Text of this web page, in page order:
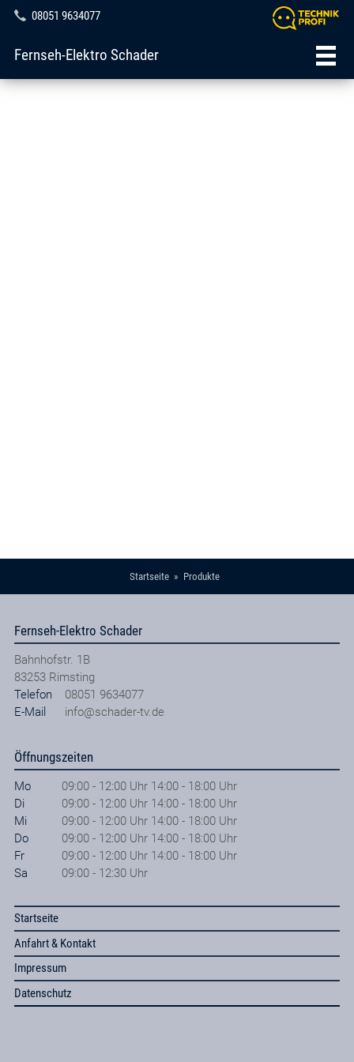
08051 9634077
Fernseh-Elektro Schader
Startseite Produkte
Fernseh-Elektro Schader
Bahnhofstr. 1B
83253 Rimsting
Telefon
08051 9634077
E-Mail
info@schader-tv.de
Öffnungszeiten
Mo
09:00 - 12:00 Uhr 14:00 - 18:00 Uhr
Di
09:00 - 12:00 Uhr 14:00 - 18:00 Uhr
Mi
09:00 - 12:00 Uhr 14:00 - 18:00 Uhr
Do
09:00 - 12:00 Uhr 14:00 - 18:00 Uhr
Fr
09:00 - 12:00 Uhr 14:00 - 18:00 Uhr
Sa
09:00 - 12:30 Uhr
Startseite
Anfahrt & Kontakt
Impressum
Datenschutz